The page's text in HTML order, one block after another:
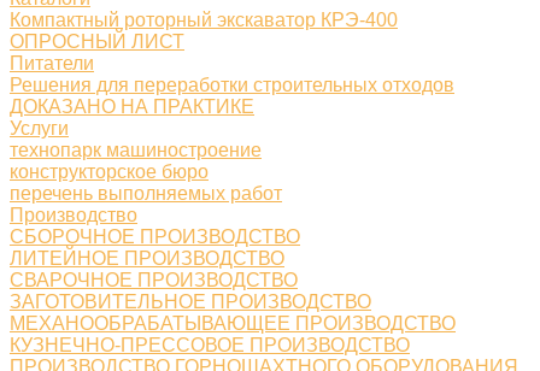
Компактный роторный экскаватор КРЭ-400
ОПРОСНЫЙ ЛИСТ
Питатели
Решения для переработки строительных отходов
ДОКАЗАНО НА ПРАКТИКЕ
Услуги
технопарк машиностроение
конструкторское бюро
перечень выполняемых работ
Производство
СБОРОЧНОЕ ПРОИЗВОДСТВО
ЛИТЕЙНОЕ ПРОИЗВОДСТВО
СВАРОЧНОЕ ПРОИЗВОДСТВО
ЗАГОТОВИТЕЛЬНОЕ ПРОИЗВОДСТВО
МЕХАНООБРАБАТЫВАЮЩЕЕ ПРОИЗВОДСТВО
КУЗНЕЧНО-ПРЕССОВОЕ ПРОИЗВОДСТВО
ПРОИЗВОДСТВО ГОРНОШАХТНОГО ОБОРУДОВАНИЯ